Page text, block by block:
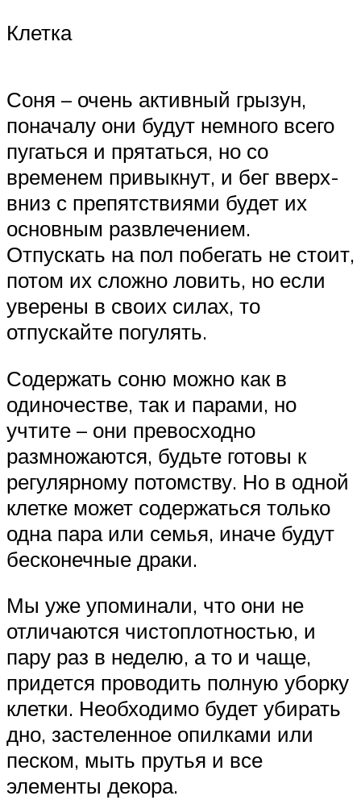
Клетка
Соня – очень активный грызун,
поначалу они будут немного всего
пугаться и прятаться, но со
временем привыкнут, и бег вверх-
вниз с препятствиями будет их
основным развлечением.
Отпускать на пол побегать не стоит,
потом их сложно ловить, но если
уверены в своих силах, то
отпускайте погулять.
Содержать соню можно как в
одиночестве, так и парами, но
учтите – они превосходно
размножаются, будьте готовы к
регулярному потомству. Но в одной
клетке может содержаться только
одна пара или семья, иначе будут
бесконечные драки.
Мы уже упоминали, что они не
отличаются чистоплотностью, и
пару раз в неделю, а то и чаще,
придется проводить полную уборку
клетки. Необходимо будет убирать
дно, застеленное опилками или
песком, мыть прутья и все
элементы декора.